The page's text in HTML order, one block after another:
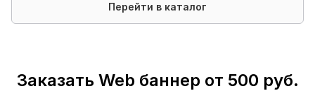
Перейти в каталог
Заказать Web баннер от 500 руб.